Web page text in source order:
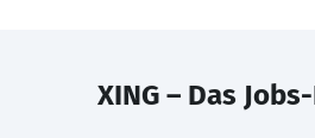
XING – Das